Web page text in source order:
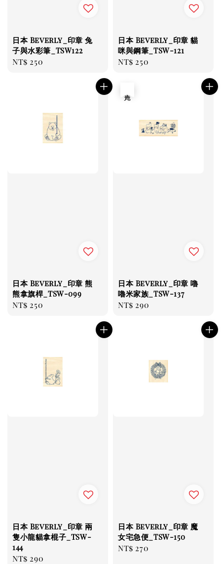
日本 Beverly_印章 兔
子與水彩筆_TSW122
Regular
NT$ 250
日本 Beverly_印章 貓
咪與鋼筆_TSW-121
Regular
NT$ 250
日本 Beverly_印章 熊
熊拿旗桿_TSW-099
Regular
NT$ 250
日本 Beverly_印章 嚕
嚕米家族_TSW-137
Regular
NT$ 290
日本 Beverly_印章 兩
隻小龍貓拿棍子_TSW-
144
Regular
NT$ 290
日本 Beverly_印章 魔
女宅急便_TSW-150
Regular
NT$ 270